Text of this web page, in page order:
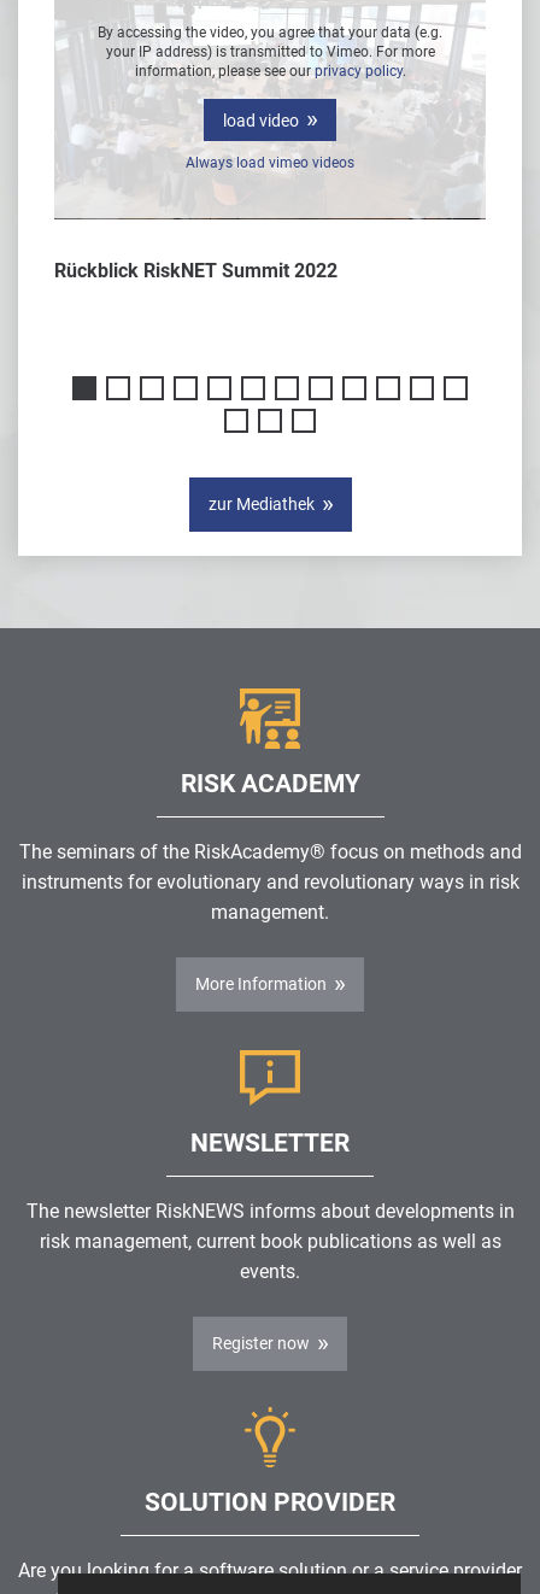
By accessing the video, you agree that your data (e.g.
your IP address) is transmitted to Vimeo. For more
information, please see ourprivacy policy.
load video
Always load vimeo videos
Rückblick RiskNET Summit 2022
zur Mediathek
RISK ACADEMY
The seminars of the RiskAcademy® focus on methods and
instruments for evolutionary and revolutionary ways in risk
management.
More Information
NEWSLETTER
The newsletter RiskNEWS informs about developments in
risk management, current book publications as well as
events.
Register now
SOLUTION PROVIDER
Are you looking for a software solution or a service provider